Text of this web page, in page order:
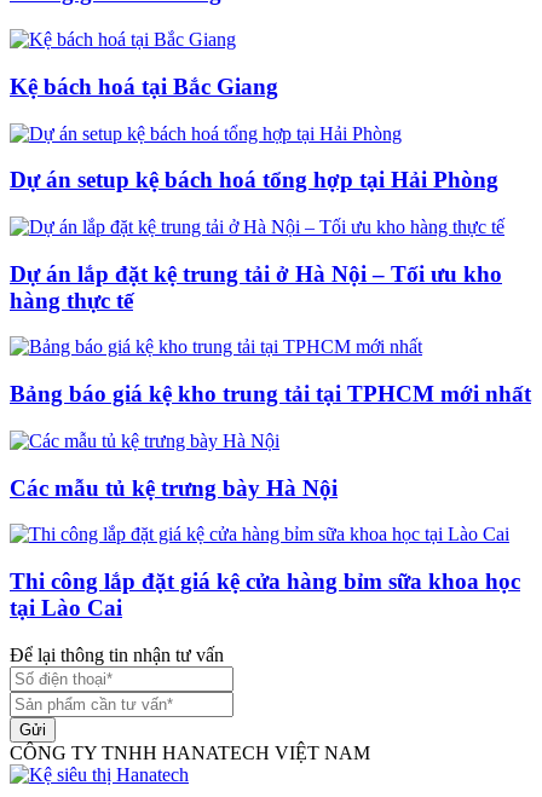
Kệ bách hoá tại Bắc Giang
Dự án setup kệ bách hoá tổng hợp tại Hải Phòng
Dự án lắp đặt kệ trung tải ở Hà Nội – Tối ưu kho
hàng thực tế
Bảng báo giá kệ kho trung tải tại TPHCM mới nhất
Các mẫu tủ kệ trưng bày Hà Nội
Thi công lắp đặt giá kệ cửa hàng bỉm sữa khoa học
tại Lào Cai
Để lại thông tin nhận tư vấn
Gửi
CÔNG TY TNHH HANATECH VIỆT NAM